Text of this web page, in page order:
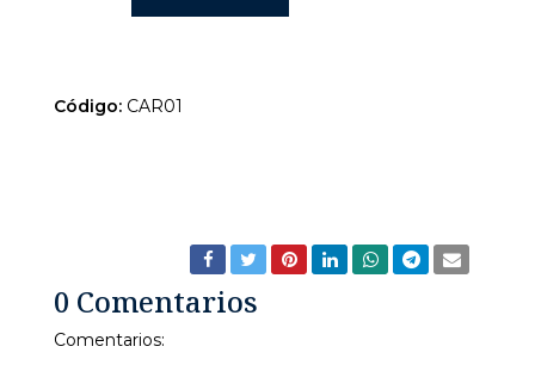
Código: CAR01
0 Comentarios
Comentarios: